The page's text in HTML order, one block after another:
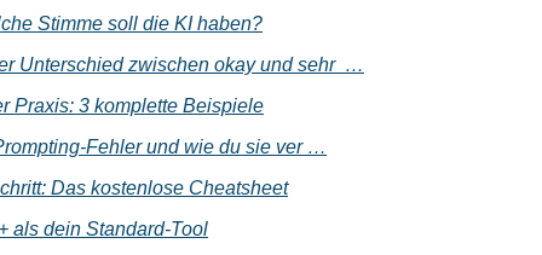
Stimme soll die KI haben?
Unterschied zwischen okay und sehr  …
Praxis: 3 komplette Beispiele
Fehler und wie du sie ver …
Das kostenlose Cheatsheet
als dein Standard-Tool